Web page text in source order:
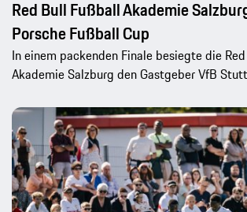
Red Bull Fußball Akademie
Porsche Fußball Cup
In einem packenden Finale besiegte die
Akademie Salzburg den Gastgeber VfB